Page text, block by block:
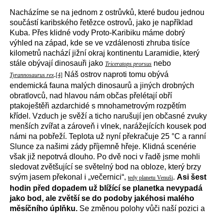
Nacházíme se na jednom z ostrůvků, které budou jednou
součástí karibského řetězce ostrovů, jako je například
Kuba. Přes klidné vody Proto-Karibiku máme dobrý
výhled na západ, kde se ve vzdálenosti zhruba tisíce
kilometrů nachází jižní okraj kontinentu Laramidie, který
stále obývají dinosauři jako Triceratops prorsus nebo
Tyrannosaurus rex.[4] Náš ostrov naproti tomu obývá
endemická fauna malých dinosaurů a jiných drobných
obratlovců, nad hlavou nám občas přelétají obří
ptakoještěři azdarchidé s mnohametrovým rozpětím
křídel. Vzduch je svěží a ticho narušují jen občasné zvuky
menších zvířat a zároveň i vlnek, narážejících kousek pod
námi na pobřeží. Teplota už nyní překračuje 25 °C a ranní
Slunce za našimi zády příjemně hřeje. Klidná scenérie
však již nepotrvá dlouho. Po dvě noci v řadě jsme mohli
sledovat zvětšující se světelný bod na obloze, který brzy
svým jasem překonal i „večernici“, tedy planetu Venuši. Asi šest
hodin před dopadem už blížící se planetka nevypadá
jako bod, ale zvětší se do podoby jakéhosi malého
měsíčního úplňku. Se změnou polohy vůči naší pozici a